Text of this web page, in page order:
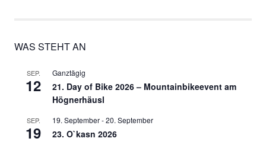
WAS STEHT AN
SEP.
12
Ganztägig
21. Day of Bike 2026 – Mountainbikeevent am
Högnerhäusl
SEP.
19
19. September-20. September
23. O`kasn 2026